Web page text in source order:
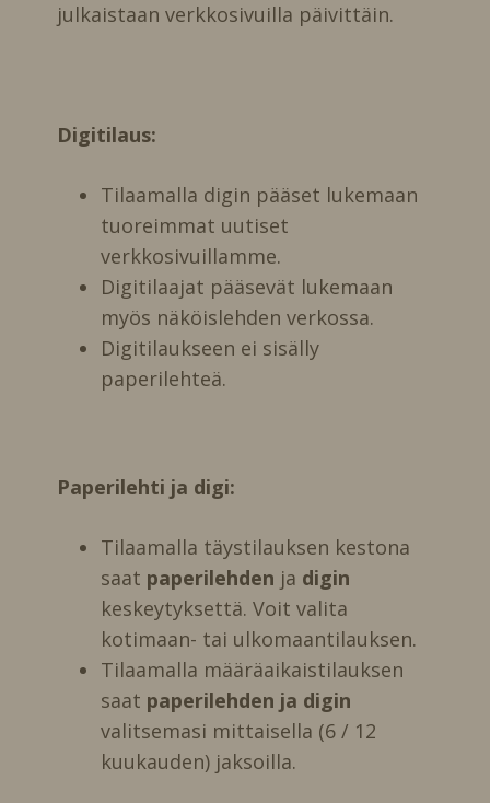
julkaistaan verkkosivuilla päivittäin.
Digitilaus:
Tilaamalla digin pääset lukemaan
tuoreimmat uutiset
verkkosivuillamme.
Digitilaajat pääsevät lukemaan
myös näköislehden verkossa.
Digitilaukseen ei sisälly
paperilehteä.
Paperilehti ja digi:
Tilaamalla täystilauksen kestona
saat paperilehden ja digin
keskeytyksettä. Voit valita
kotimaan- tai ulkomaantilauksen.
Tilaamalla määräaikaistilauksen
saat paperilehden ja digin
valitsemasi mittaisella (6 / 12
kuukauden) jaksoilla.